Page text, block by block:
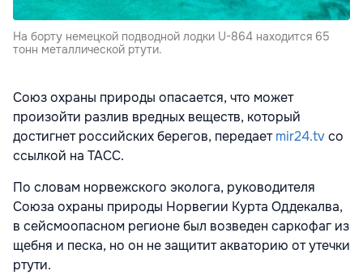
На борту немецкой подводной лодки U-864 находится 65
тонн металлической ртути.
Союз охраны природы опасается, что может
произойти разлив вредных веществ, который
достигнет российских берегов, передаетmir24.tvсо
ссылкой на ТАСС.
По словам норвежского эколога, руководителя
Союза охраны природы Норвегии Курта Оддекалва,
в сейсмоопасном регионе был возведен саркофаг из
щебня и песка, но он не защитит акваторию от утечки
ртути.